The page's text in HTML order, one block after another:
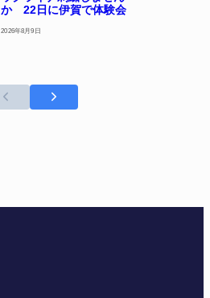
か 22日に伊賀で体験会
2026年8月9日